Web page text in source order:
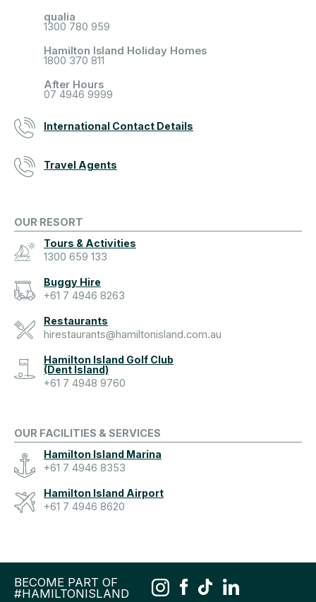
qualia
1300 780 959
Hamilton Island Holiday Homes
1800 370 811
After Hours
07 4946 9999
International Contact Details
Travel Agents
OUR RESORT
Tours & Activities
1300 659 133
Buggy Hire
+61 7 4946 8263
Restaurants
hirestaurants@hamiltonisland.com.au
Hamilton Island Golf Club
(Dent Island)
+61 7 4948 9760
OUR FACILITIES & SERVICES
Hamilton Island Marina
+61 7 4946 8353
Hamilton Island Airport
+61 7 4946 8620
BECOME PART OF
#HAMILTONISLAND